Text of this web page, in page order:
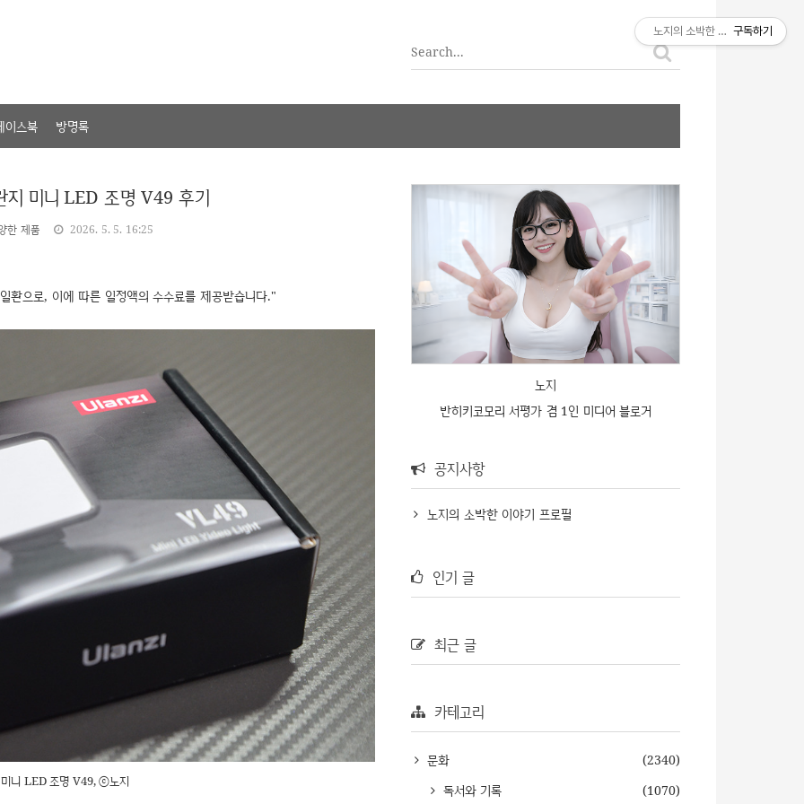
이스북 방명록
지 미니 LED 조명 V49 후기
한 제품 2026. 5. 5. 16:25
환으로, 이에 따른 일정액의 수수료를 제공받습니다."
니 LED 조명 V49, ⓒ노지
노지
반히키코모리 서평가 겸 1인 미디어 블로거
공지사항
노지의 소박한 이야기 프로필
인기 글
최근 글
카테고리
문화
(2340)
독서와 기록
(1070)
노지의 소박한 이야기구독하기